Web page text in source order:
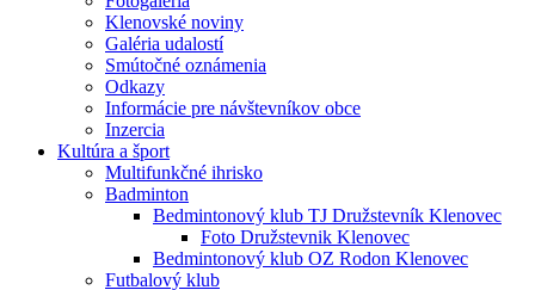
Klenovské noviny
Galéria udalostí
Smútočné oznámenia
Odkazy
Informácie pre návštevníkov obce
Inzercia
Kultúra a šport
Multifunkčné ihrisko
Badminton
Bedmintonový klub TJ Družstevník Klenovec
Foto Družstevnik Klenovec
Bedmintonový klub OZ Rodon Klenovec
Futbalový klub